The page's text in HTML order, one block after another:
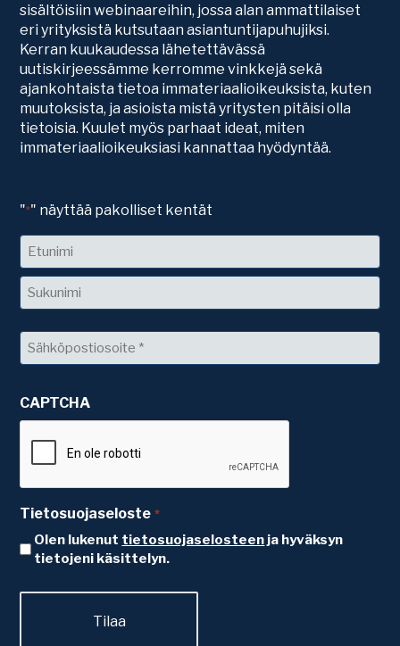
sisältöisiin webinaareihin, jossa alan ammattilaiset
eri yrityksistä kutsutaan asiantuntijapuhujiksi.
Kerran kuukaudessa lähetettävässä
uutiskirjeessämme kerromme vinkkejä sekä
ajankohtaista tietoa immateriaalioikeuksista, kuten
muutoksista, ja asioista mistä yritysten pitäisi olla
tietoisia. Kuulet myös parhaat ideat, miten
immateriaalioikeuksiasi kannattaa hyödyntää.
"*" näyttää pakolliset kentät
Nimi
Etunimi
Sähköposti
CAPTCHA
Tietosuojaseloste *
Olen lukenut tietosuojaselosteen ja hyväksyn
tietojeni käsittelyn.